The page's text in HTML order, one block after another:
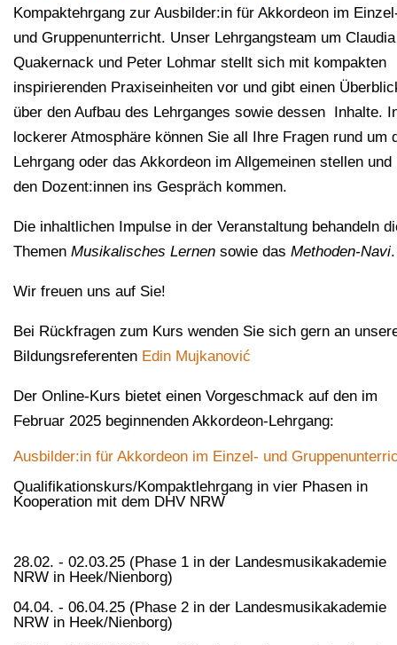
Kompaktehrgang zur Ausbilder:in für Akkordeon im
und Gruppenunterricht. Unser Lehrgangsteam um Claudia
Quakernack und Peter Lohmar stellt sich mit kompakten
inspirierenden Praxiseinheiten vor und gibt einen
über den Aufbau des Lehrganges sowie dessen Inhalte.
lockerer Atmosphäre können Sie all Ihre Fragen rund um
Lehrgang oder das Akkordeon im Allgemeinen stellen und
den Dozent:innen ins Gespräch kommen.
Die inhaltlichen Impulse in der Veranstaltung behandeln
Themen Musikalisches Lernen sowie das Methoden-Navi
Wir freuen uns auf Sie!
Bei Rückfragen zum Kurs wenden Sie sich gern an
Bildungsreferenten Edin Mujkanović
Der Online-Kurs bietet einen Vorgeschmack auf den im
Februar 2025 beginnenden Akkordeon-Lehrgang:
Ausbilder:in für Akkordeon im Einzel- und
Qualifikationskurs/Kompaktlehrgang in vier Phasen in
Kooperation mit dem DHV NRW
28.02. - 02.03.25 (Phase 1 in der Landesmusikakademie
NRW in Heek/Nienborg)
04.04. - 06.04.25 (Phase 2 in der Landesmusikakademie
NRW in Heek/Nienborg)